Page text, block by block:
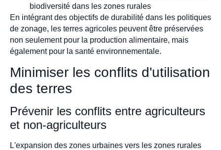
biodiversité dans les zones rurales
En intégrant des objectifs de durabilité dans les politiques
de zonage, les terres agricoles peuvent être préservées
non seulement pour la production alimentaire, mais
également pour la santé environnementale.
Minimiser les conflits d'utilisation
des terres
Prévenir les conflits entre agriculteurs
et non-agriculteurs
L'expansion des zones urbaines vers les zones rurales